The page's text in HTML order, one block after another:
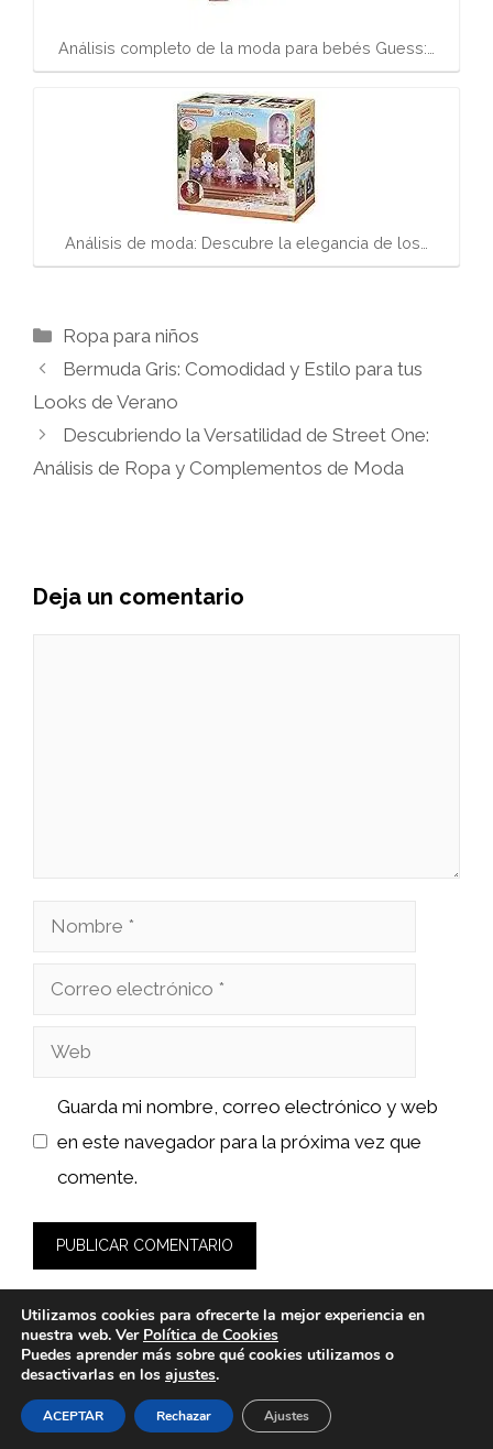
Análisis completo de la moda para bebés Guess:…
Análisis de moda: Descubre la elegancia de los…
Categorías
Ropa para niños
Bermuda Gris: Comodidad y Estilo para tus
Looks de Verano
Descubriendo la Versatilidad de Street One:
Análisis de Ropa y Complementos de Moda
Deja un comentario
Nombre
Correo
Web
Guarda mi nombre, correo electrónico y web
en este navegador para la próxima vez que
comente.
© 2026 fashionlawinstitute.es -
Aviso Legal
Política de cookies
Utilizamos cookies para ofrecerte la mejor experiencia en
nuestra web. Ver Política de Cookies
Puedes aprender más sobre qué cookies utilizamos o
desactivarlas en los ajustes.
ACEPTAR Rechazar Ajustes